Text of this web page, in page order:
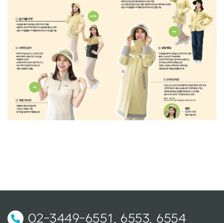
02-3449-6551, 6553, 6554